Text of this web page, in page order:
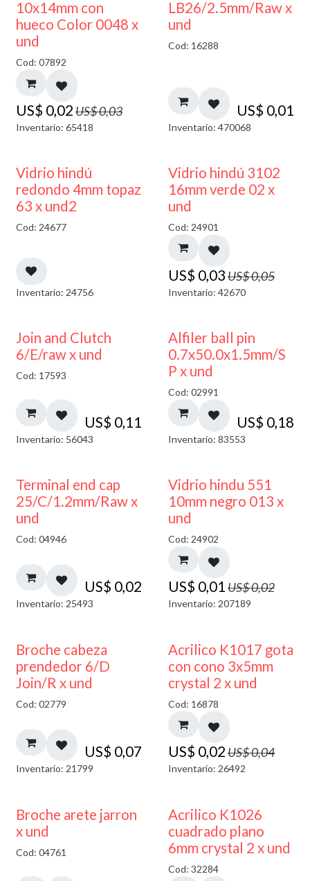
50% DESCUENTO
10x14mm con
hueco Color 0048 x
und
Cod: 07892
US$ 0,02US$0,03
Inventario: 65418
LB26/2.5mm/Raw x
und
Cod: 16288
US$ 0,01
Inventario: 470068
40% DESCUENTO
Vidrio hindú
redondo 4mm topaz
63 x und2
Cod: 24677
Inventario: 24756
40% DESCUENTO
Vidrio hindú 3102
16mm verde 02 x
und
Cod: 24901
US$ 0,03US$0,05
Inventario: 42670
Join and Clutch
6/E/raw x und
Cod: 17593
US$ 0,11
Inventario: 56043
Alfiler ball pin
0.7x50.0x1.5mm/S
P x und
Cod: 02991
US$ 0,18
Inventario: 83553
Terminal end cap
25/C/1.2mm/Raw x
und
Cod: 04946
US$ 0,02
Inventario: 25493
40% DESCUENTO
Vidrio hindu 551
10mm negro 013 x
und
Cod: 24902
US$ 0,01US$0,02
Inventario: 207189
Broche cabeza
prendedor 6/D
Join/R x und
Cod: 02779
US$ 0,07
Inventario: 21799
50% DESCUENTO
Acrilico K1017 gota
con cono 3x5mm
crystal 2 x und
Cod: 16878
US$ 0,02US$0,04
Inventario: 26492
50% DESCUENTO
Broche arete jarron
x und
Cod: 04761 50% DESCUENTO
Acrilico K1026
cuadrado plano
6mm crystal 2 x und
Cod: 32284